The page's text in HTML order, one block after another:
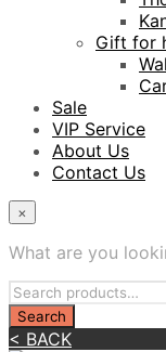
Gift for
Sale
VIP Service
About Us
Contact Us
×
What are you
< BACK